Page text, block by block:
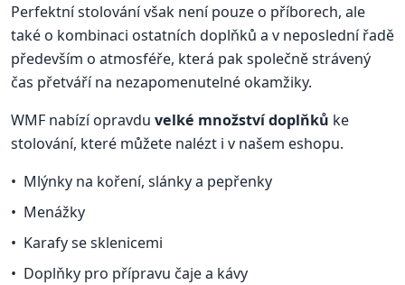
Perfektní stolování však není pouze o příborech, ale
také o kombinaci ostatních doplňků a v neposlední řadě
především o atmosféře, která pak společně strávený
čas přetváří na nezapomenutelné okamžiky.
WMF nabízí opravdu velké množství doplňků ke
stolování, které můžete nalézt i v našem eshopu.
Mlýnky na koření, slánky a pepřenky
Menážky
Karafy se sklenicemi
Doplňky pro přípravu čaje a kávy